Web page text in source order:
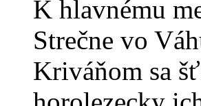
K hlavnému
Strečne vo
Kriváňom sa